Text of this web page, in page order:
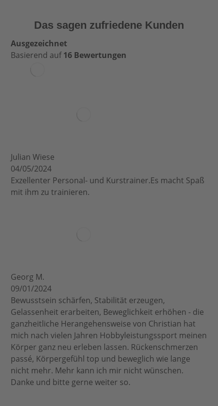
Das sagen zufriedene Kunden
Ausgezeichnet
Basierend auf16 Bewertungen
Julian Wiese
04/05/2024
Exzellenter Personal- und Kurstrainer.Es macht Spaß
mit ihm zu trainieren.
Georg M.
09/01/2024
Bewusstsein schärfen, Stabilität erzeugen,
Gelassenheit erarbeiten, Beweglichkeit erhöhen - die
ganzheitliche Herangehensweise von Christian hat
mich nach vielen Jahren Hobbyleistungssport meinen
Körper ganz neu erleben lassen. Rückenschmerzen
passé, Körpergefühl top und beweglich wie lange
nicht mehr. Mehr kann ich mir nicht wünschen.
Danke und bitte gerne weiter so.